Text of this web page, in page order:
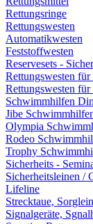
Rettungsringe
Rettungswesten
Automatikwesten
Feststoffwesten
Reservesets -
Rettungswesten
Rettungswesten
Schwimmhilfen
Jibe
Olympia
Rodeo
Trophy
Sicherheits -
Sicherheitsleinen /
Lifeline
Strecktaue,
Signalgeräte,